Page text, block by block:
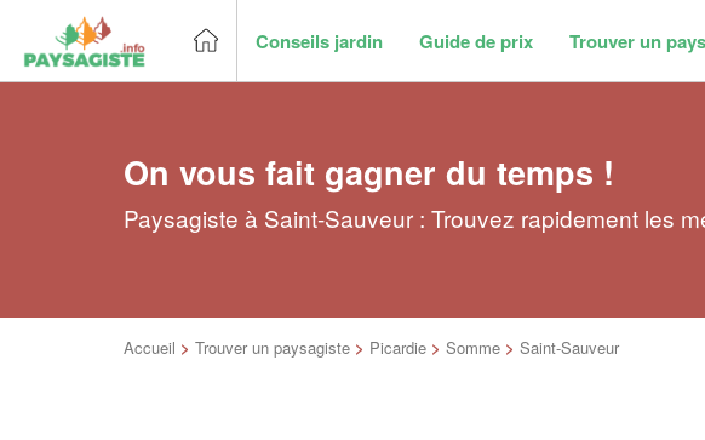
Conseils jardin Guide de prix Trouver un
On vous fait gagner du temps !
Paysagiste à Saint-Sauveur : Trouvez rapidement les
Accueil > Trouver un paysagiste > Picardie > Somme > Saint-Sauveur